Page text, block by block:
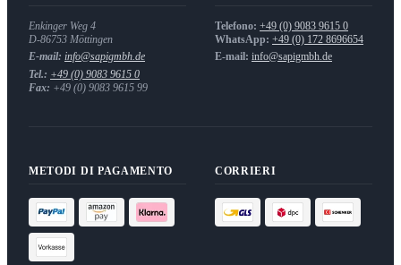
Enkinger Weg 4
D-86753 Möttingen
E-mail: info@sapigmbh.de
Tel.: +49 (0) 9083 9615 0
Fax: +49 (0) 9083 9615 99
Telefono: +49 (0) 9083 9615 0
WhatsApp: +49 (0) 172 8696654
E-mail: info@sapigmbh.de
METODI DI PAGAMENTO CORRIERI